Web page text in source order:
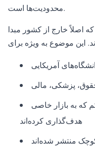
محدودیت‌ها است.
که اصلاً خارج از کشور مبدا
آمریکایی
پزشکی، مالی
که به بازار خاصی
هدف‌گذاری کرده‌اند
منتشر شده‌اند